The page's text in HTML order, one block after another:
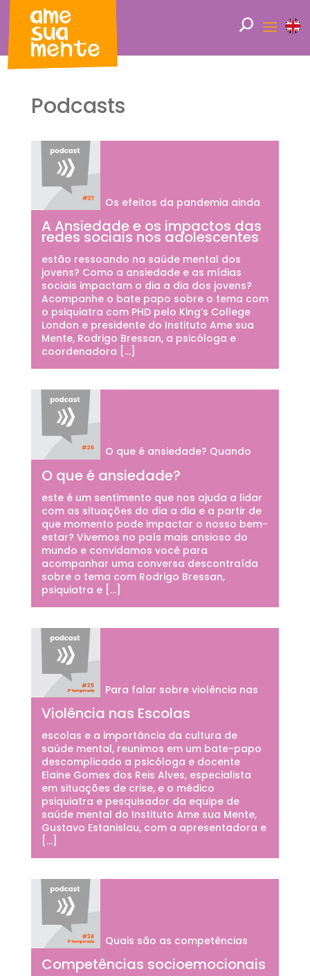
Podcasts
A Ansiedade e os impactos das
redes sociais nos adolescentes
Os efeitos da pandemia ainda
estão ressoando na saúde mental dos
jovens? Como a ansiedade e as mídias
sociais impactam o dia a dia dos jovens?
Acompanhe o bate papo sobre o tema com
o psiquiatra com PHD pelo King’s College
London e presidente do Instituto Ame sua
Mente, Rodrigo Bressan, a psicóloga e
coordenadora […]
O que é ansiedade?
O que é ansiedade? Quando
este é um sentimento que nos ajuda a lidar
com as situações do dia a dia e a partir de
que momento pode impactar o nosso bem-
estar? Vivemos no país mais ansioso do
mundo e convidamos você para
acompanhar uma conversa descontraída
sobre o tema com Rodrigo Bressan,
psiquiatra e […]
Violência nas Escolas
Para falar sobre violência nas
escolas e a importância da cultura de
saúde mental, reunimos em um bate-papo
descomplicado a psicóloga e docente
Elaine Gomes dos Reis Alves, especialista
em situações de crise, e o médico
psiquiatra e pesquisador da equipe de
saúde mental do Instituto Ame sua Mente,
Gustavo Estanislau, com a apresentadora e
[…]
Competências socioemocionais
Quais são as competências